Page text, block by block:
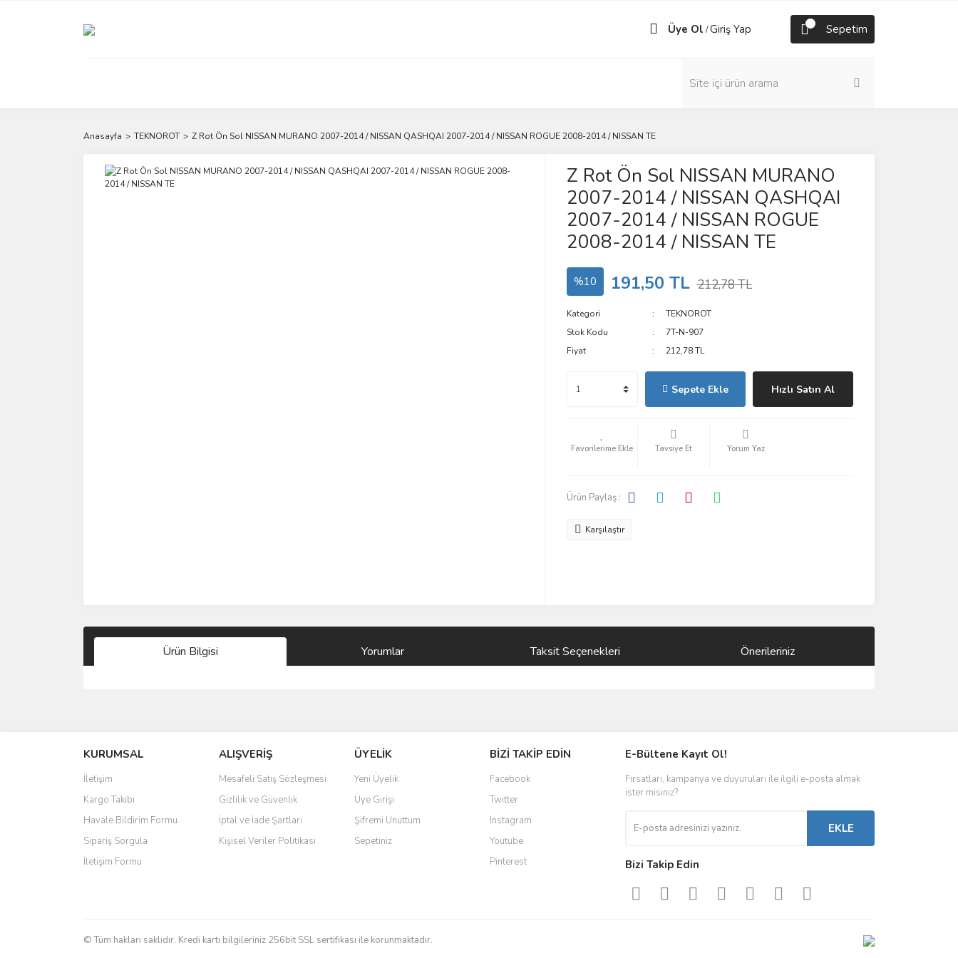
Üye Ol /Giriş Yap Sepetim
Anasayfa TEKNOROT Z Rot Ön Sol NISSAN MURANO 2007-2014 / NISSAN QASHQAI 2007-2014 / NISSAN ROGUE 2008-2014 / NISSAN TE
Z Rot Ön Sol NISSAN MURANO
2007-2014 / NISSAN QASHQAI
2007-2014 / NISSAN ROGUE
2008-2014 / NISSAN TE
%10 191,50 TL 212,78 TL
Kategori
TEKNOROT
Stok Kodu
7T-N-907
Fiyat
212,78 TL
Sepete Ekle Hızlı Satın Al
Tavsiye Et Yorum Yaz
Ürün Paylaş :
Karşılaştır
Ürün Bilgisi Yorumlar Taksit Seçenekleri Önerileriniz
Ürün resmi kalitesiz, bozuk veya görüntülenemiyor.
Ürün açıklamasında eksik bilgiler bulunuyor.
Ürün bilgilerinde hatalar bulunuyor.
Ürün fiyatı diğer sitelerden daha pahalı.
Bu ürüne benzer farklı alternatifler olmalı.
KURUMSAL
İletişim
Kargo Takibi
Havale Bildirim Formu
Sipariş Sorgula
İletişim Formu
ALIŞVERİŞ
Mesafeli Satış Sözleşmesi
Gizlilik ve Güvenlik
İptal ve İade Şartları
Kişisel Veriler Politikası
ÜYELİK
Yeni Üyelik
Üye Girişi
Şifremi Unuttum
Sepetiniz
BİZİ TAKİP EDİN
Facebook
Twitter
Instagram
Youtube
Pinterest
E-Bültene Kayıt Ol!
Fırsatları, kampanya ve duyuruları ile ilgili e-posta almak
ister misiniz?
EKLE
Bizi Takip Edin
© Tüm hakları saklıdır. Kredi kartı bilgileriniz 256bit SSL sertifikası ile korunmaktadır.